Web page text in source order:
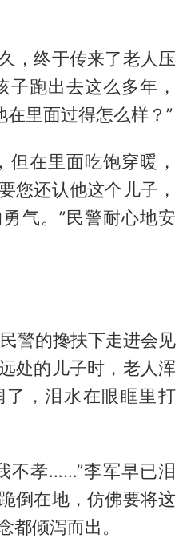
，终于传来了老人压
子跑出去这么多年，
里面过得怎么样？”
但在里面吃饱穿暖，
您还认他这个儿子，
气。”民警耐心地安
警的搀扶下走进会见
处的儿子时，老人浑
，泪水在眼眶里打
不孝……”李军早已泪
倒在地，仿佛要将这
都倾泻而出。